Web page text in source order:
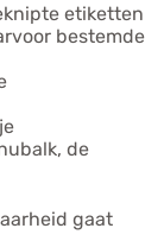
etiketten
bestemde
de
gaat